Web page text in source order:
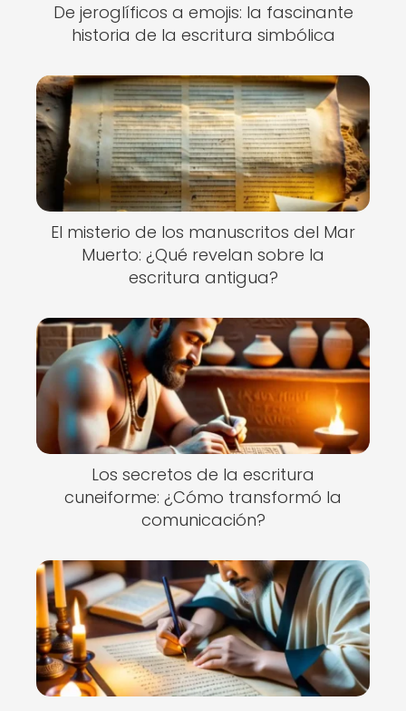
De jeroglíficos a emojis: la fascinante
historia de la escritura simbólica
El misterio de los manuscritos del Mar
Muerto: ¿Qué revelan sobre la
escritura antigua?
Los secretos de la escritura
cuneiforme: ¿Cómo transformó la
comunicación?